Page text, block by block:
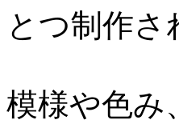
とつ制作
模様や色み